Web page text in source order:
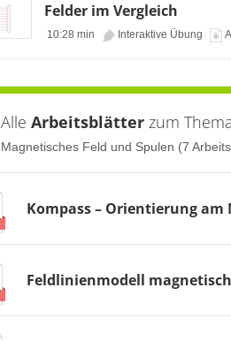
Felder im Vergleich
10:28 min Interaktive Übung
Alle Arbeitsblätter zum Thema
Magnetisches Feld und Spulen (7
Kompass – Orientierung am
Feldlinienmodell